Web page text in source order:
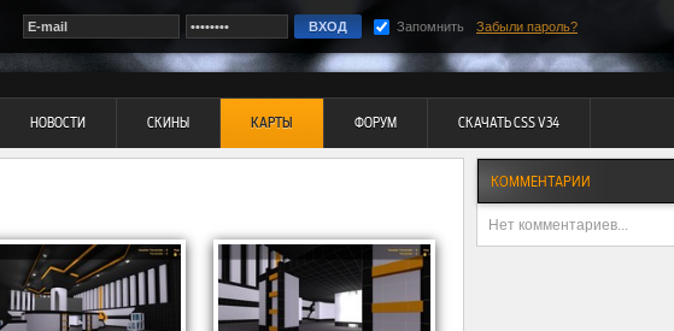
Запомнить Забыли пароль?
НОВОСТИ СКИНЫ КАРТЫ ФОРУМ СКАЧАТЬ CSS V34
КОММЕНТАРИИ
Нет комментариев...